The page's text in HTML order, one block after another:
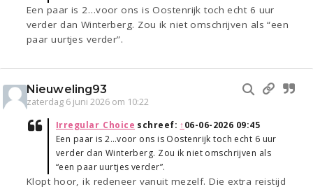
Een paar is 2…voor ons is Oostenrijk toch echt 6 uur
verder dan Winterberg. Zou ik niet omschrijven als “een
paar uurtjes verder”.
Nieuweling93
zaterdag 6 juni 2026 om 10:22
Irregular_Choice schreef: ↑06-06-2026 09:45
Een paar is 2…voor ons is Oostenrijk toch echt 6 uur
verder dan Winterberg. Zou ik niet omschrijven als
“een paar uurtjes verder”.
Klopt hoor, ik redeneer vanuit mezelf. Die extra reistijd